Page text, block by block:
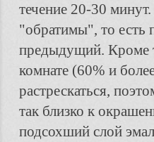
течение 20-30
"обратимы", то есть
предыдущий. Кроме
комнате (60% и
растрескаться,
так близко к
подсохший слой